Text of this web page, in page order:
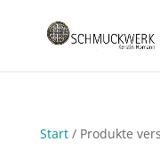
Start/ Produkte